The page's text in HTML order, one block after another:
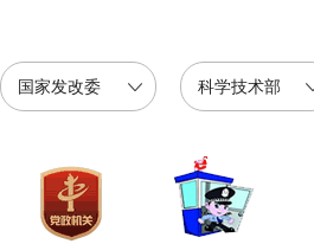
国家发改委 科学技术部